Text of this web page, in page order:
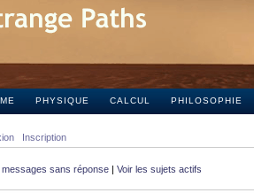
PHYSIQUE CALCUL PHILOSOPHIE
Inscription
messages sans réponse | Voir les sujets actifs